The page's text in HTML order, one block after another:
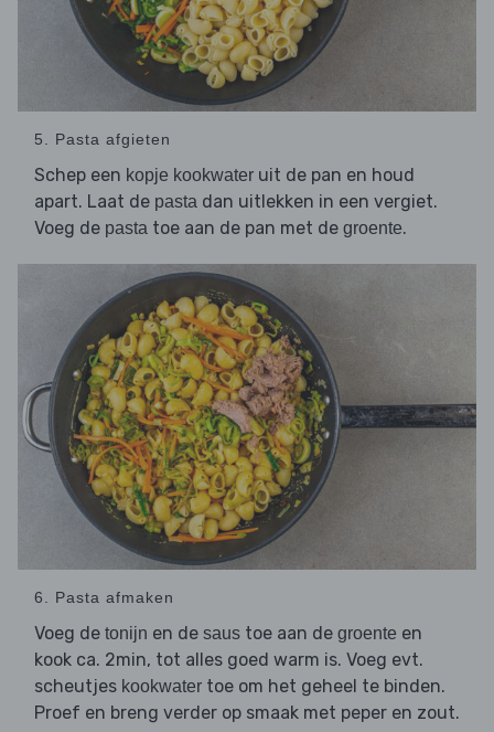
5. Pasta afgieten
Schep een kopje kookwater uit de pan en houd
apart. Laat de pasta dan uitlekken in een vergiet.
Voeg de pasta toe aan de pan met de groente.
6. Pasta afmaken
Voeg de tonijn en de saus toe aan de groente en
kook ca. 2min, tot alles goed warm is. Voeg evt.
scheutjes kookwater toe om het geheel te binden.
Proef en breng verder op smaak met peper en zout.